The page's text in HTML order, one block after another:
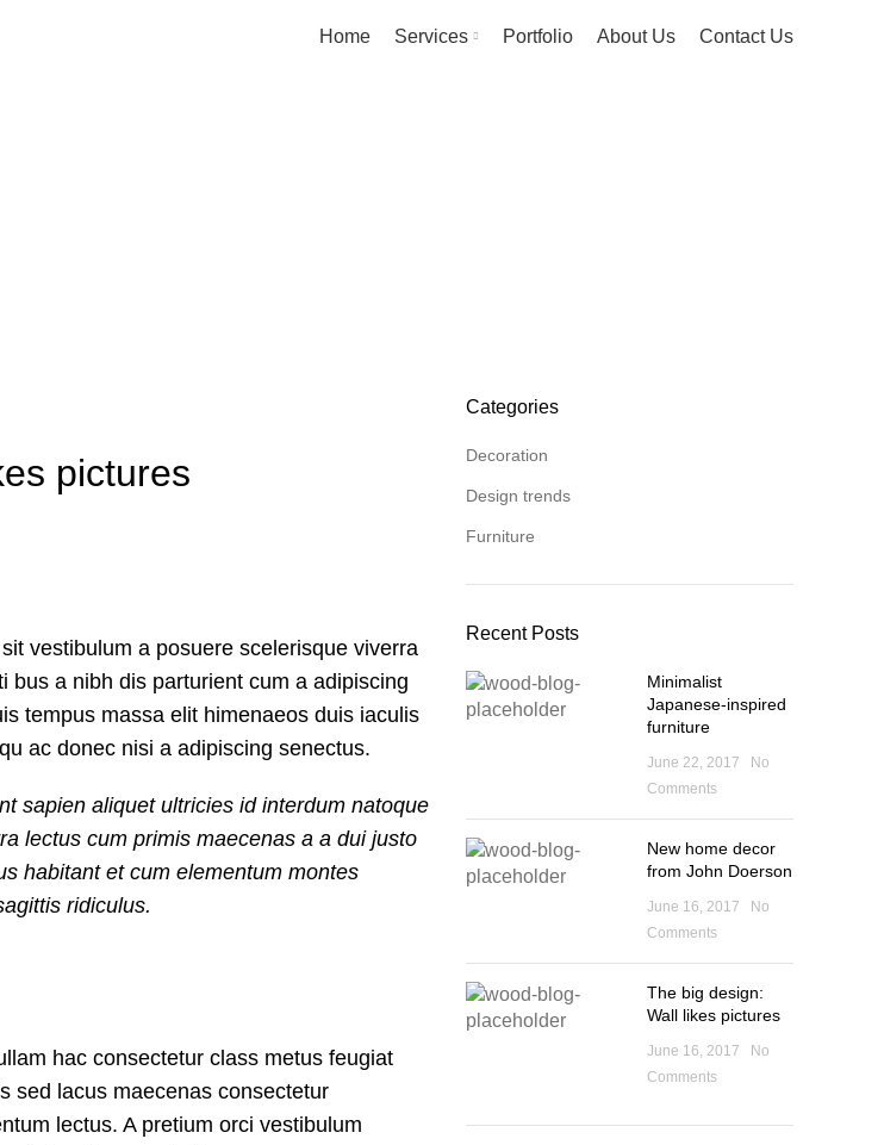
Home Services Portfolio About Us Contact Us
pictures
vestibulum a posuere scelerisque viverra
bus a nibh dis parturient cum a adipiscing
tempus massa elit himenaeos duis iaculis
ac donec nisi a adipiscing senectus.
sapien aliquet ultricies id interdum natoque
lectus cum primis maecenas a a dui justo
habitant et cum elementum montes
ridiculus.
hac consectetur class metus feugiat
sed lacus maecenas consectetur
lectus. A pretium orci vestibulum
Categories
Decoration
Design trends
Furniture
Recent Posts
Minimalist
Japanese-inspired
furniture
June 22, 2017
No
Comments
New home decor
from John Doerson
June 16, 2017
No
Comments
The big design:
Wall likes pictures
June 16, 2017
No
Comments